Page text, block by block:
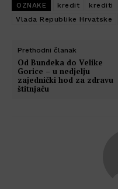
OZNAKE kredit krediti
Vlada Republike Hrvatske
Prethodni članak
Od Bundeka do Velike
Gorice – u nedjelju
zajednički hod za zdravu
štitnjaču